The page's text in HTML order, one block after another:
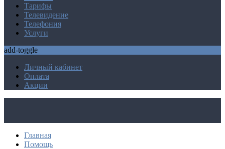
Тарифы
Телевидение
Телефония
Услуги
add-toggle
Личный кабинет
Оплата
Акции
Главная
Помощь